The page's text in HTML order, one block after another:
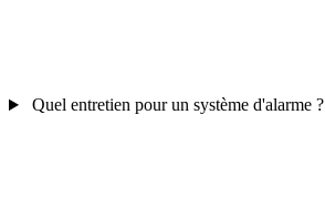
Quel entretien pour un système d'alarme ?